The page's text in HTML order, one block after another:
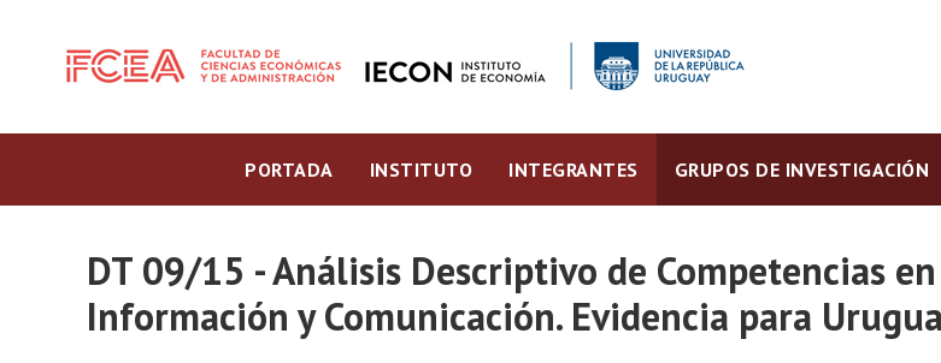
PORTADA INSTITUTO INTEGRANTES GRUPOS DE INVESTIGACIÓN
DT 09/15 - Análisis Descriptivo de Competencias
Información y Comunicación. Evidencia para